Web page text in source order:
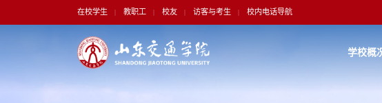
在校学生 教职工 校友 访客与考生 校内电话导航
学校概